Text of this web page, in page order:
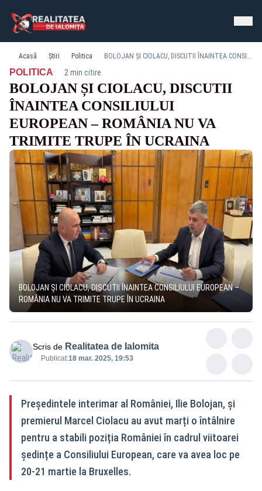
Acasă Știri Politica BOLOJAN ȘI CIOLACU, DISCUTII ÎNAINTEA CONSILIULUI EUROPEAN – ROMÂNIA NU VA TRIMITE TRUPE ÎN UCRAINA
POLITICA· 2 min citire
BOLOJAN ȘI CIOLACU, DISCUTII
ÎNAINTEA CONSILIULUI
EUROPEAN – ROMÂNIA NU VA
TRIMITE TRUPE ÎN UCRAINA
BOLOJAN ȘI CIOLACU, DISCUTII ÎNAINTEA CONSILIULUI EUROPEAN –
ROMÂNIA NU VA TRIMITE TRUPE ÎN UCRAINA
Scris de Realitatea de Ialomita
Publicat:18 mar. 2025, 19:53
Președintele interimar al României, Ilie Bolojan, și
premierul Marcel Ciolacu au avut marți o întâlnire
pentru a stabili poziția României în cadrul viitoarei
ședințe a Consiliului European, care va avea loc pe
20-21 martie la Bruxelles.